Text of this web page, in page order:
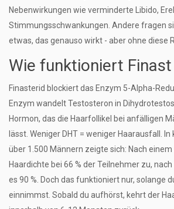
Nebenwirkungen wie verminderte Libido,
Stimmungsschwankungen. Andere fragen
etwas, das genauso wirkt - aber ohne diese
Wie funktioniert
Finasterid blockiert das Enzym 5-Alpha-
Enzym wandelt Testosteron in
Hormon, das die Haarfollikel bei anfälligen
lässt. Weniger DHT = weniger Haarausfall.
über 1.500 Männern zeigte sich: Nach
Haardichte bei 66 % der Teilnehmer zu,
es 90 %. Doch das funktioniert nur, solange
einnimmst. Sobald du aufhörst, kehrt der